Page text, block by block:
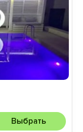
Выбрать